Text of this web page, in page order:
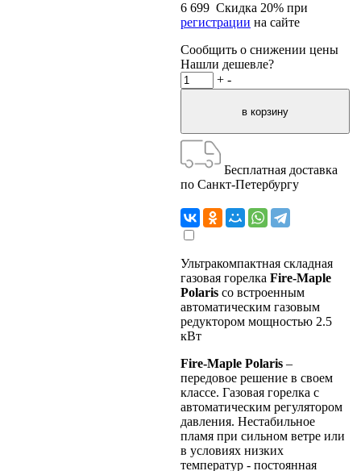
6 699 Скидка 20% при
регистрации на сайте
Сообщить о снижении цены
Нашли дешевле?
+ -
Бесплатная доставка
по Санкт-Петербургу
Ультракомпактная складная
газовая горелка Fire-Maple
Polaris со встроенным
автоматическим газовым
редуктором мощностью 2.5
кВт
Fire-Maple Polaris –
передовое решение в своем
классе. Газовая горелка с
автоматическим регулятором
давления. Нестабильное
пламя при сильном ветре или
в условиях низких
температур - постоянная